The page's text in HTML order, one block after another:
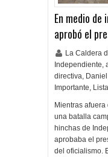
En medio
aprobó el
La Caldera
Independiente,
directiva,
Importante,
Mientras
una batalla
hinchas de
aprobaba el
del oficialismo.